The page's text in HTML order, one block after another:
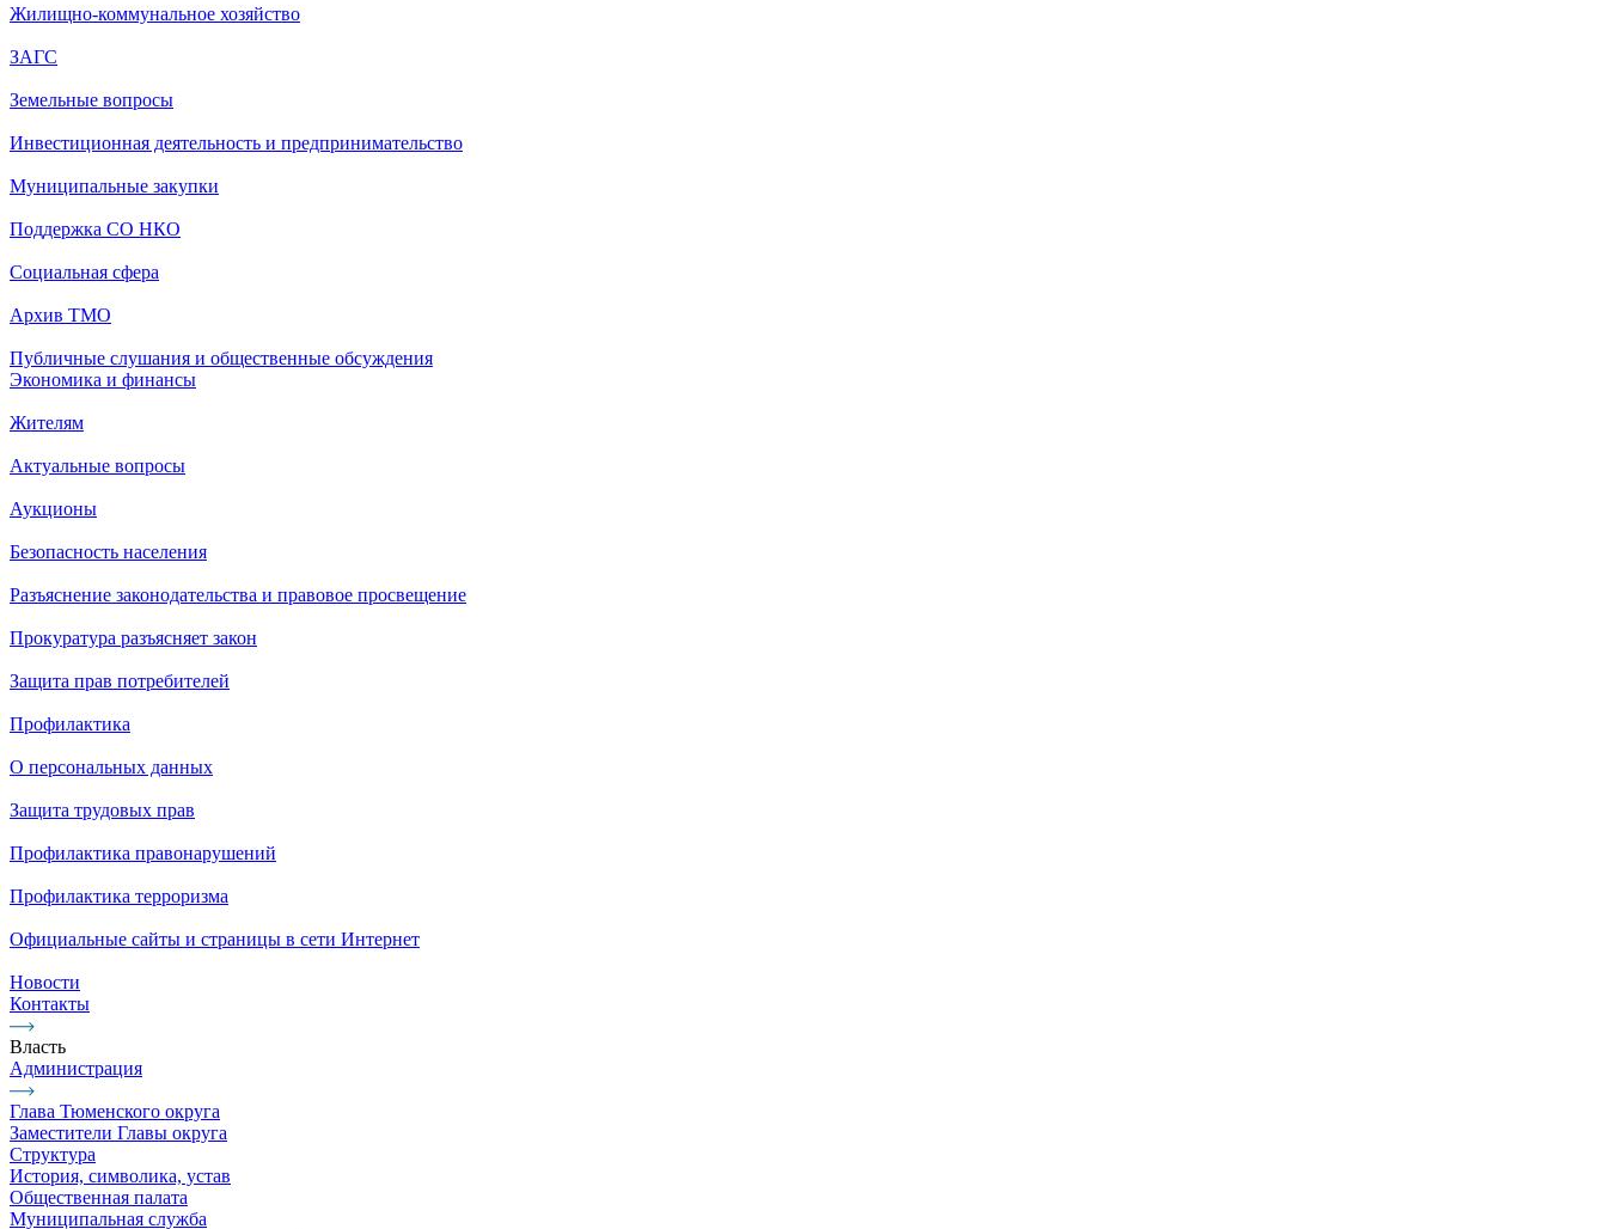
Жилищно-коммунальное хозяйство
ЗАГС
Земельные вопросы
Инвестиционная деятельность и предпринимательство
Муниципальные закупки
Поддержка СО НКО
Социальная сфера
Архив ТМО
Публичные слушания и общественные обсуждения
Экономика и финансы
Жителям
Актуальные вопросы
Аукционы
Безопасность населения
Разъяснение законодательства и правовое просвещение
Прокуратура разъясняет закон
Защита прав потребителей
Профилактика
О персональных данных
Защита трудовых прав
Профилактика правонарушений
Профилактика терроризма
Официальные сайты и страницы в сети Интернет
Новости
Контакты
Власть
Администрация
Глава Тюменского округа
Заместители Главы округа
Структура
История, символика, устав
Общественная палата
Муниципальная служба